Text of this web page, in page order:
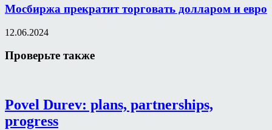
Мосбиржа прекратит торговать долларом и евро
12.06.2024
Проверьте также
Povel Durev: plans, partnerships,
progress